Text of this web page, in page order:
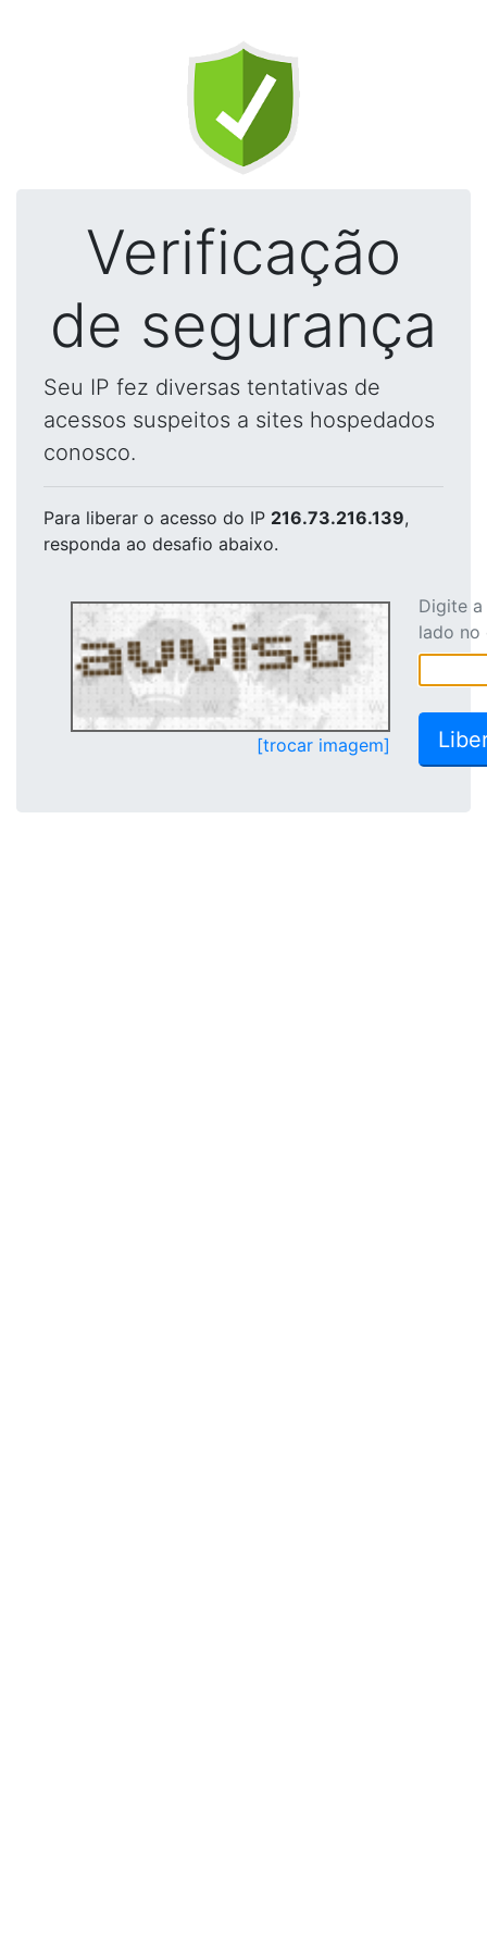
Verificação
de segurança
Seu IP fez diversas tentativas de
acessos suspeitos a sites hospedados
conosco.
Para liberar o acesso do IP 216.73.216.139,
responda ao desafio abaixo.
[trocar imagem]
Digite
lado no